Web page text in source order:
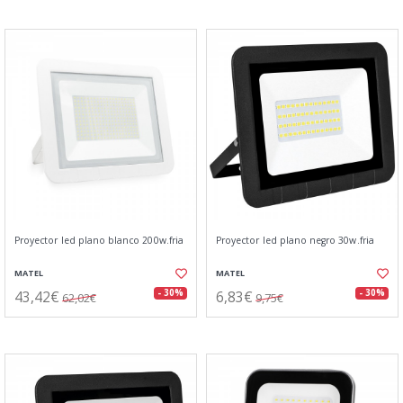
Proyector led plano blanco 200w.fria
MATEL
43,42€ 62,02€ - 30%
Proyector led plano negro 30w.fria
MATEL
6,83€ 9,75€ - 30%